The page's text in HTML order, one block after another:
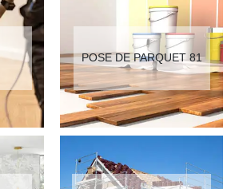
POSE DE PARQUET 81